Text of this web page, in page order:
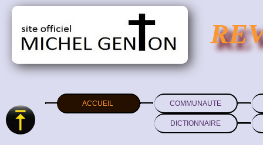
ACCUEIL COMMUNAUTE
DICTIONNAIRE